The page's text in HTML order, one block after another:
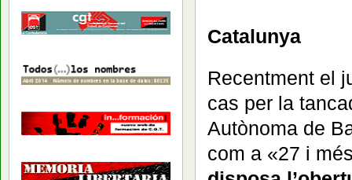
Catalunya
Recentment el
cas per la
Autònoma de
com a «27 i